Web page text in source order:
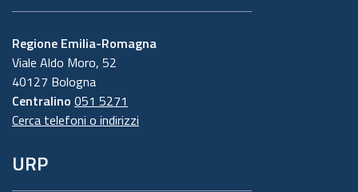
Regione Emilia-Romagna
Viale Aldo Moro, 52
40127 Bologna
Centralino 051 5271
Cerca telefoni o indirizzi
URP